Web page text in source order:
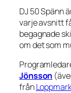
DJ 50 Spänn
varje avsnitt
begagnade
om det som
Jönsson
från